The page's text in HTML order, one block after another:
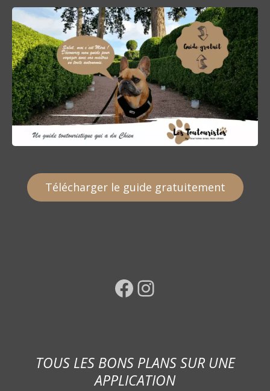
Télécharger le guide gratuitement
Facebook Instagram
TOUS LES BONS PLANS SUR UNE
APPLICATION